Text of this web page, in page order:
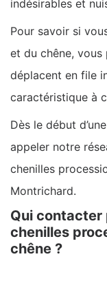
indésirables et
Pour savoir si
et du chêne, vous
déplacent en file
caractéristique à
Dès le début
appeler notre
chenilles
Montrichard.
Qui contacter
chenilles
chêne ?